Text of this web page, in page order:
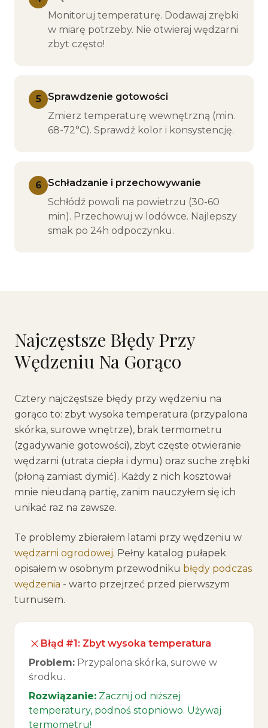
Monitoruj temperaturę. Dodawaj zrębki
w miarę potrzeby. Nie otwieraj wędzarni
zbyt często!
5
Sprawdzenie gotowości
Zmierz temperaturę wewnętrzną (min.
68-72°C). Sprawdź kolor i konsystencję.
6
Schładzanie i przechowywanie
Schłódź powoli na powietrzu (30-60
min). Przechowuj w lodówce. Najlepszy
smak po 24h odpoczynku.
Najczęstsze Błędy Przy
Wędzeniu Na Gorąco
Cztery najczęstsze błędy przy wędzeniu na
gorąco to: zbyt wysoka temperatura (przypalona
skórka, surowe wnętrze), brak termometru
(zgadywanie gotowości), zbyt częste otwieranie
wędzarni (utrata ciepła i dymu) oraz suche zrębki
(płoną zamiast dymić). Każdy z nich kosztował
mnie nieudaną partię, zanim nauczyłem się ich
unikać raz na zawsze.
Te problemy zbierałem latami przy wędzeniu w
wędzarni ogrodowej. Pełny katalog pułapek
opisałem w osobnym przewodniku błędy podczas
wędzenia - warto przejrzeć przed pierwszym
turnusem.
Błąd #1: Zbyt wysoka temperatura
Problem: Przypalona skórka, surowe w
środku.
Rozwiązanie: Zacznij od niższej
temperatury, podnoś stopniowo. Używaj
termometru!